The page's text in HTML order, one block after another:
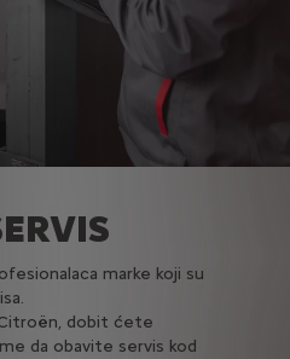
marke koji su
dobit ćete
da obavite servis kod